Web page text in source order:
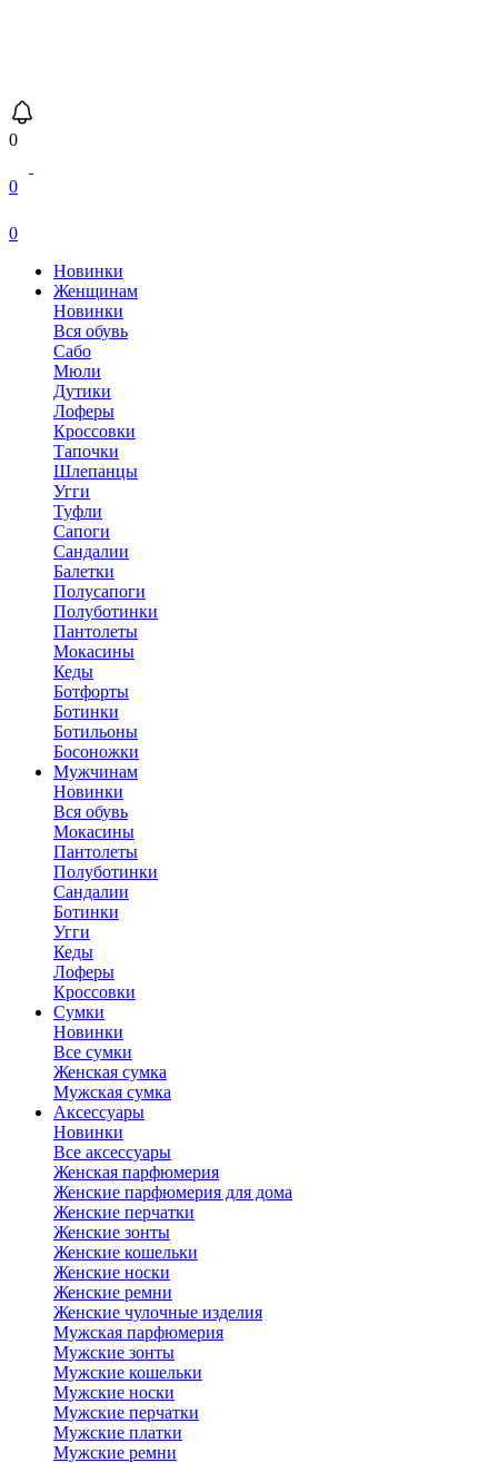
0
0
0
Новинки
Женщинам
Новинки
Вся обувь
Сабо
Мюли
Дутики
Лоферы
Кроссовки
Тапочки
Шлепанцы
Угги
Туфли
Сапоги
Сандалии
Балетки
Полусапоги
Полуботинки
Пантолеты
Мокасины
Кеды
Ботфорты
Ботинки
Ботильоны
Босоножки
Мужчинам
Новинки
Вся обувь
Мокасины
Пантолеты
Полуботинки
Сандалии
Ботинки
Угги
Кеды
Лоферы
Кроссовки
Сумки
Новинки
Все сумки
Женская сумка
Мужская сумка
Аксессуары
Новинки
Все аксессуары
Женская парфюмерия
Женские парфюмерия для дома
Женские перчатки
Женские зонты
Женские кошельки
Женские носки
Женские ремни
Женские чулочные изделия
Мужская парфюмерия
Мужские зонты
Мужские кошельки
Мужские носки
Мужские перчатки
Мужские платки
Мужские ремни